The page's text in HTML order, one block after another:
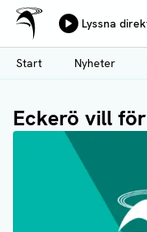
Hoppa
till
huvudinnehåll
Ålands Radio & TV
Lyssna
Start
Nyheter
Eckerö vill